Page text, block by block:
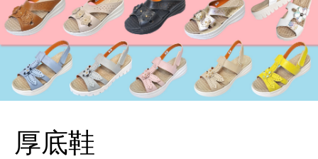
厚底鞋